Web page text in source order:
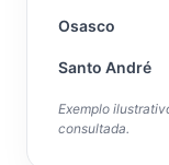
Osasco
Santo André
Exemplo
consultada.